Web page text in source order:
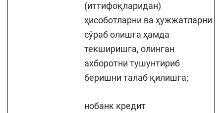
(иттифоқларидан)
ҳисоботларни ва ҳужжатларни
сўраб олишга ҳамда
текширишга, олинган
ахборотни тушунтириб
беришни талаб қилишга;
нобанк кредит